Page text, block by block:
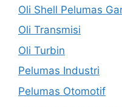
Oli Shell Pelumas
Oli Transmisi
Oli Turbin
Pelumas Industri
Pelumas Otomotif